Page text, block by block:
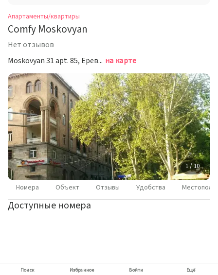
Апартаменты/квартиры
Comfy Moskovyan
Нет отзывов
Moskovyan 31 apt. 85, Ереван на карте
1 / 10
Номера Объект Отзывы Удобства
Доступные номера
Поиск Избранное Войти Ещё